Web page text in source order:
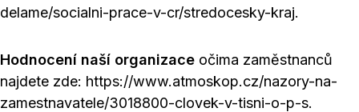
delame/socialni-prace-v-cr/stredocesky-kraj.
Hodnocení naší organizace očima zaměstnanců
najdete zde: https://www.atmoskop.cz/nazory-na-
zamestnavatele/3018800-clovek-v-tisni-o-p-s.